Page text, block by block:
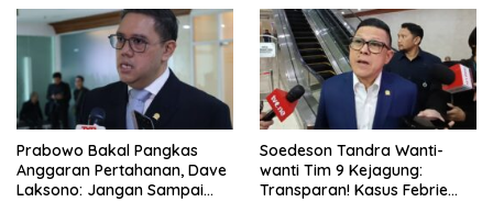
Prabowo Bakal Pangkas
Anggaran Pertahanan, Dave
Laksono: Jangan Sampai
Soedeson Tandra Wanti-
wanti Tim 9 Kejagung:
Transparan! Kasus Febrie